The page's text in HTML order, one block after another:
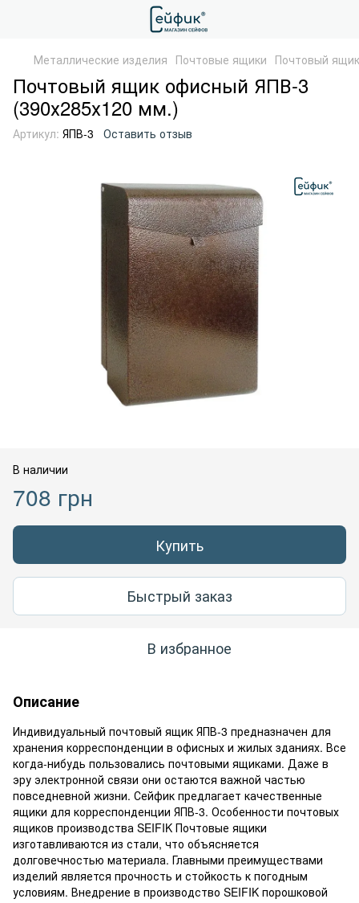
Металлические изделия Почтовые ящики Почтовый
Почтовый ящик офисный ЯПВ-3
(390х285х120 мм.)
Артикул: ЯПВ-3 Оставить отзыв
В наличии
708 грн
Купить
Быстрый заказ
В избранное
Описание
Индивидуальный почтовый ящик ЯПВ-3 предназначен для
хранения корреспонденции в офисных и жилых зданиях. Все
когда-нибудь пользовались почтовыми ящиками. Даже в
эру электронной связи они остаются важной частью
повседневной жизни. Сейфик предлагает качественные
ящики для корреспонденции ЯПВ-3. Особенности почтовых
ящиков производства SEIFIK Почтовые ящики
изготавливаются из стали, что объясняется
долговечностью материала. Главными преимуществами
изделий является прочность и стойкость к погодным
условиям. Внедрение в производство SEIFIK порошковой